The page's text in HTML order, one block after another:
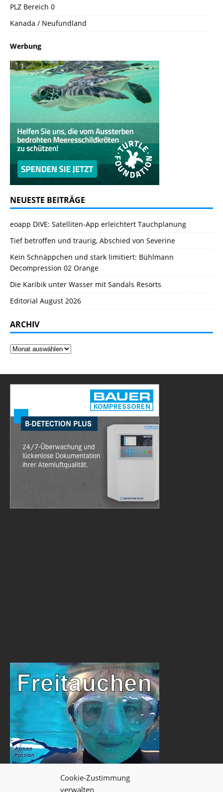
Cookie-Zustimmung
verwalten
PLZ Bereich 0
Kanada / Neufundland
Werbung
NEUESTE BEITRÄGE
eoapp DIVE: Satelliten-App erleichtert Tauchplanung
Tief betroffen und traurig, Abschied von Severine
Kein Schnäppchen und stark limitiert: Bühlmann
Decompression 02 Orange
Die Karibik unter Wasser mit Sandals Resorts
Editorial August 2026
ARCHIV